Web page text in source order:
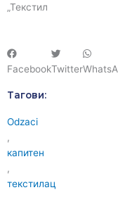
„Текстил
FacebookTwitter
Тагови:
Odzaci
,
капитен
,
текстилац